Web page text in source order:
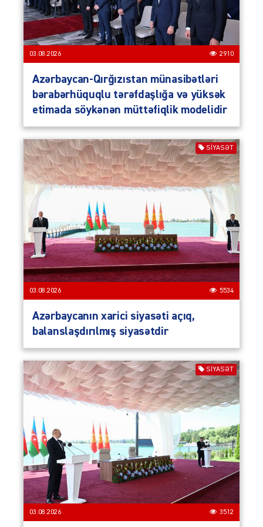
03.08.2026 2910
Azərbaycan-Qırğızıstan münasibətləri
bərabərhüquqlu tərəfdaşlığa və yüksək
etimada söykənən müttəfiqlik modelidir
SIYASƏT
03.08.2026 5534
Azərbaycanın xarici siyasəti açıq,
balanslaşdırılmış siyasətdir
SIYASƏT
03.08.2026 3512